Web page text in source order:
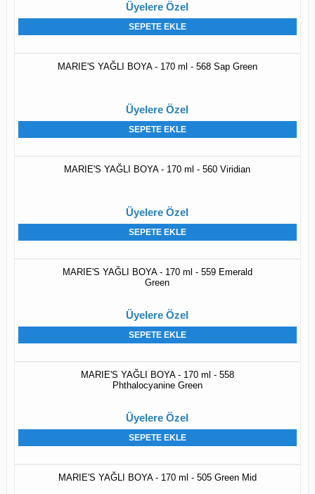
Üyelere Özel
SEPETE EKLE
MARIE'S YAĞLI BOYA - 170 ml - 568 Sap Green
Üyelere Özel
SEPETE EKLE
MARIE'S YAĞLI BOYA - 170 ml - 560 Viridian
Üyelere Özel
SEPETE EKLE
MARIE'S YAĞLI BOYA - 170 ml - 559 Emerald
Green
Üyelere Özel
SEPETE EKLE
MARIE'S YAĞLI BOYA - 170 ml - 558
Phthalocyanine Green
Üyelere Özel
SEPETE EKLE
MARIE'S YAĞLI BOYA - 170 ml - 505 Green Mid